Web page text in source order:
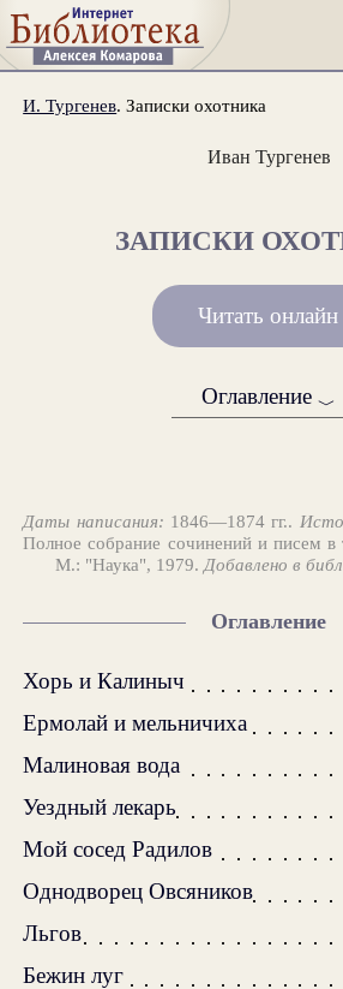
И. Тургенев. Записки охотника
Иван Тургенев
ЗАПИСКИ
Читать онлайн
Оглавление ﹀
Даты написания: 1846—1874 гг..
Полное собрание сочинений и писем в
М.: "Наука", 1979. Добавлено в
Оглавление
Хорь и Калиныч
Ермолай и мельничиха
Малиновая вода
Уездный лекарь
Мой сосед Радилов
Однодворец Овсяников
Льгов
Бежин луг